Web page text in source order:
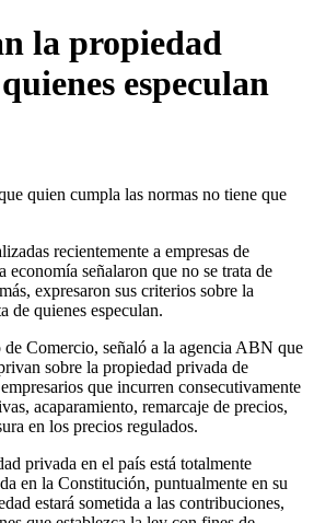
la propiedad
especulan
quien cumpla las normas no tiene que
recientemente a empresas de
economía señalaron que no se trata de
expresaron sus criterios sobre la
de quienes especulan.
Comercio, señaló a la agencia ABN que
sobre la propiedad privada de
que incurren consecutivamente
acaparamiento, remarcaje de precios,
en los precios regulados.
privada en el país está totalmente
en la Constitución, puntualmente en su
estará sometida a las contribuciones,